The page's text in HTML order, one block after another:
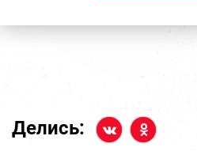
Делись: